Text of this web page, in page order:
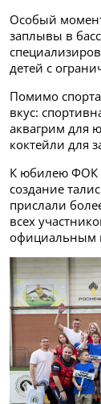
Особый
заплывы в
детей с
Помимо
вкус:
аквагрим для
коктейли для
К юбилею ФОК
создание
прислали
всех
официальным